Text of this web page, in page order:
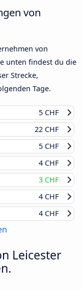
von
von
unten findest du die
Strecke,
Tage.
5 CHF
22 CHF
5 CHF
4 CHF
3 CHF
4 CHF
4 CHF
Leicester